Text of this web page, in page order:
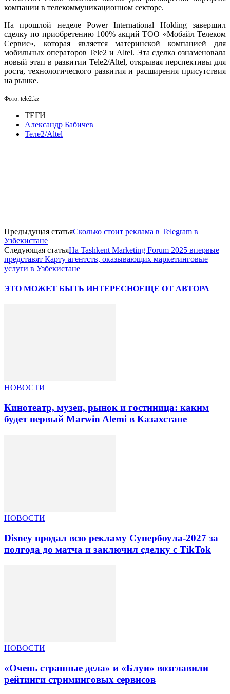
компании в телекоммуникационном секторе.
На прошлой неделе Power International Holding завершил
сделку по приобретению 100% акций ТОО «Мобайл Телеком
Сервис», которая является материнской компанией для
мобильных операторов Tele2 и Altel. Эта сделка ознаменовала
новый этап в развитии Tele2/Altel, открывая перспективы для
роста, технологического развития и расширения присутствия
на рынке.
Фото: tele2.kz
ТЕГИ
Александр Бабичев
Теле2/Altel
Предыдущая статьяСколько стоит реклама в Telegram в
Узбекистане
Следующая статьяНа Tashkent Marketing Forum 2025 впервые
представят Карту агентств, оказывающих маркетинговые
услуги в Узбекистане
ЭТО МОЖЕТ БЫТЬ ИНТЕРЕСНОЕЩЕ ОТ АВТОРА
НОВОСТИ
Кинотеатр, музеи, рынок и гостиница: каким
будет первый Marwin Alemi в Казахстане
НОВОСТИ
Disney продал всю рекламу Супербоула-2027 за
полгода до матча и заключил сделку с TikTok
НОВОСТИ
«Очень странные дела» и «Блуи» возглавили
рейтинги стриминговых сервисов